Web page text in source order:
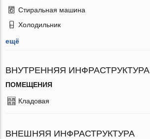
Стиральная машина
Холодильник
ещё
ВНУТРЕННЯЯ ИНФРАСТРУКТУРА
ПОМЕЩЕНИЯ
Кладовая
ВНЕШНЯЯ ИНФРАСТРУКТУРА